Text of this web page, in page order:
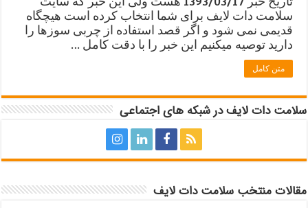
سلامت دات لایف برای شما انتخاب کرده است هیچگاه
قدیمی نمی شود و اگر قصد استفاده از چربی سوزها را
دارید توصیه میکنیم این خبر را با دقت کامل …
متن کامل
سلامت دات لایف در شبکه های اجتماعی
مقالات منتخب سلامت دات لایف